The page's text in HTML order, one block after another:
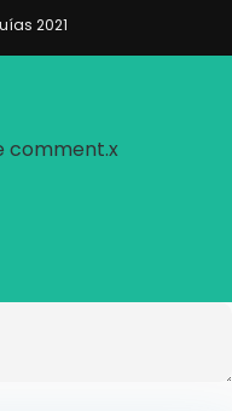
2021
comment.x